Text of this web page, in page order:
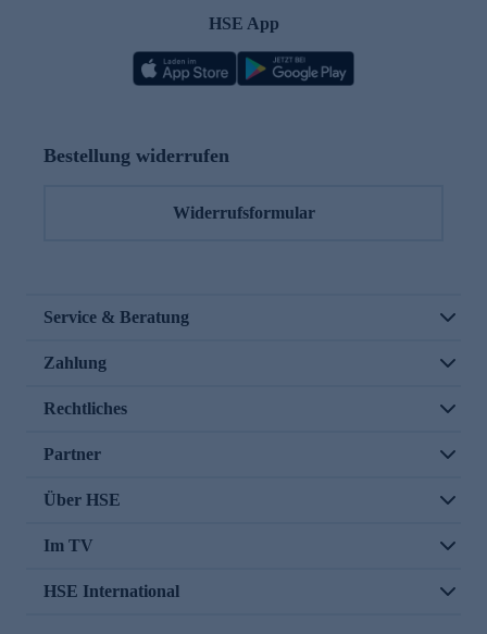
HSE App
Bestellung widerrufen
Widerrufsformular
Service & Beratung
Zahlung
Rechtliches
Partner
Über HSE
Im TV
HSE International